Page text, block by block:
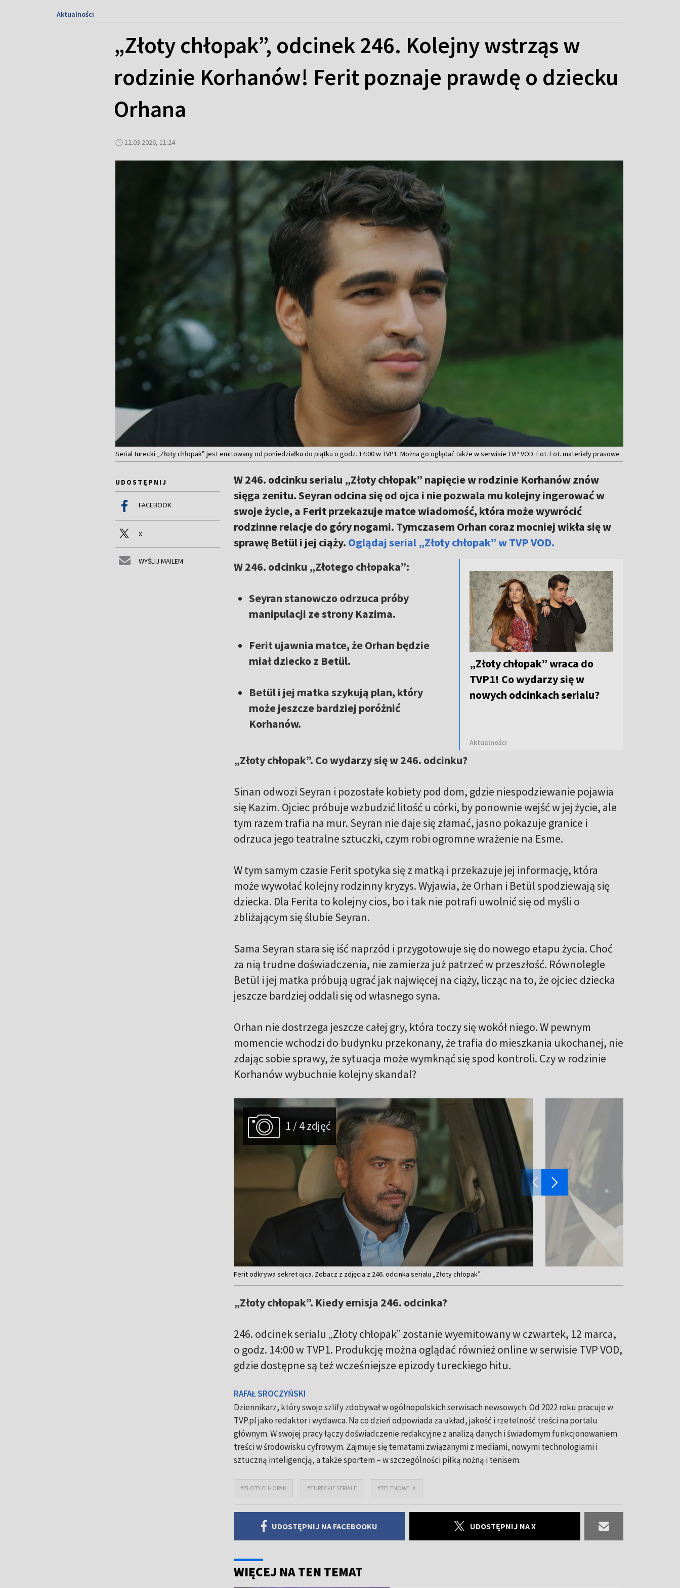
Aktualności
„Złoty chłopak”, odcinek 246. Kolejny wstrząs w
rodzinie Korhanów! Ferit poznaje prawdę o dziecku
Orhana
12.03.2026, 11:24
Serial turecki „Złoty chłopak” jest emitowany od poniedziałku do piątku o godz. 14:00 w TVP1. Można go oglądać także w serwisie TVP VOD. Fot. Fot. materiały prasowe
UDOSTĘPNIJ
FACEBOOK
X
WYŚLIJ MAILEM
W 246. odcinku serialu „Złoty chłopak” napięcie w rodzinie Korhanów znów
sięga zenitu. Seyran odcina się od ojca i nie pozwala mu kolejny ingerować w
swoje życie, a Ferit przekazuje matce wiadomość, która może wywrócić
rodzinne relacje do góry nogami. Tymczasem Orhan coraz mocniej wikła się w
sprawę Betül i jej ciąży. Oglądaj serial „Złoty chłopak” w TVP VOD.
„Złoty chłopak” wraca do
TVP1! Co wydarzy się w
nowych odcinkach serialu?
Aktualności
W 246. odcinku „Złotego chłopaka”:
Seyran stanowczo odrzuca próby
manipulacji ze strony Kazima.
Ferit ujawnia matce, że Orhan będzie
miał dziecko z Betül.
Betül i jej matka szykują plan, który
może jeszcze bardziej poróżnić
Korhanów.
„Złoty chłopak”. Co wydarzy się w 246. odcinku?
Sinan odwozi Seyran i pozostałe kobiety pod dom, gdzie niespodziewanie pojawia
się Kazim. Ojciec próbuje wzbudzić litość u córki, by ponownie wejść w jej życie, ale
tym razem trafia na mur. Seyran nie daje się złamać, jasno pokazuje granice i
odrzuca jego teatralne sztuczki, czym robi ogromne wrażenie na Esme.
W tym samym czasie Ferit spotyka się z matką i przekazuje jej informację, która
może wywołać kolejny rodzinny kryzys. Wyjawia, że Orhan i Betül spodziewają się
dziecka. Dla Ferita to kolejny cios, bo i tak nie potrafi uwolnić się od myśli o
zbliżającym się ślubie Seyran.
Sama Seyran stara się iść naprzód i przygotowuje się do nowego etapu życia. Choć
za nią trudne doświadczenia, nie zamierza już patrzeć w przeszłość. Równolegle
Betül i jej matka próbują ugrać jak najwięcej na ciąży, licząc na to, że ojciec dziecka
jeszcze bardziej oddali się od własnego syna.
Orhan nie dostrzega jeszcze całej gry, która toczy się wokół niego. W pewnym
momencie wchodzi do budynku przekonany, że trafia do mieszkania ukochanej, nie
zdając sobie sprawy, że sytuacja może wymknąć się spod kontroli. Czy w rodzinie
Korhanów wybuchnie kolejny skandal?
1 / 4 zdjęć
Item
1
4
Ferit odkrywa sekret ojca. Zobacz z zdjęcia z 246. odcinka serialu „Złoty chłopak”
„Złoty chłopak”. Kiedy emisja 246. odcinka?
246. odcinek serialu „Złoty chłopak” zostanie wyemitowany w czwartek, 12 marca,
o godz. 14:00 w TVP1. Produkcję można oglądać również online w serwisie TVP VOD,
gdzie dostępne są też wcześniejsze epizody tureckiego hitu.
RAFAŁ SROCZYŃSKI
Dziennikarz, który swoje szlify zdobywał w ogólnopolskich serwisach newsowych. Od 2022 roku pracuje w
TVP.pl jako redaktor i wydawca. Na co dzień odpowiada za układ, jakość i rzetelność treści na portalu
głównym. W swojej pracy łączy doświadczenie redakcyjne z analizą danych i świadomym funkcjonowaniem
treści w środowisku cyfrowym. Zajmuje się tematami związanymi z mediami, nowymi technologiami i
sztuczną inteligencją, a także sportem – w szczególności piłką nożną i tenisem.
#ZŁOTY CHŁOPAK #TURECKIE SERIALE #TELENOWELA
UDOSTĘPNIJ NA FACEBOOKU UDOSTĘPNIJ NA X
WIĘCEJ NA TEN TEMAT